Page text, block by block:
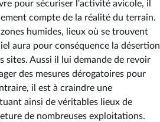
pour sécuriser l'activité avicole, il
compte de la réalité du terrain.
humides, lieux où se trouvent
aura pour conséquence la désertion
sites. Aussi il lui demande de revoir
des mesures dérogatoires pour
il est à craindre une
ainsi de véritables lieux de
de nombreuses exploitations.